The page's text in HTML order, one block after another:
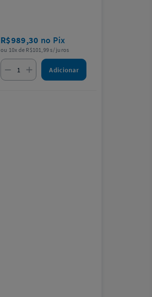
R$989,30 no Pix
ou 10x de R$101,99 s/ juros
Adicionar